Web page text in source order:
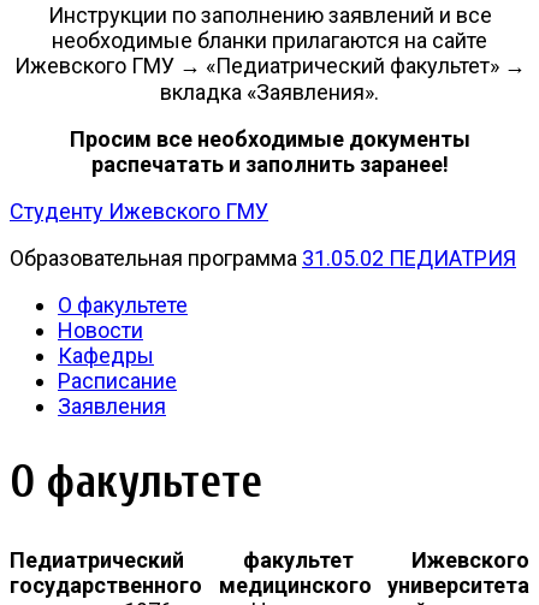
Инструкции по заполнению заявлений и все
необходимые бланки прилагаются на сайте
Ижевского ГМУ → «Педиатрический факультет» →
вкладка «Заявления».
Просим все необходимые документы
распечатать и заполнить заранее!
Студенту Ижевского ГМУ
Образовательная программа 31.05.02 ПЕДИАТРИЯ
О факультете
Новости
Кафедры
Расписание
Заявления
О факультете
Педиатрический факультет Ижевского
государственного медицинского университета